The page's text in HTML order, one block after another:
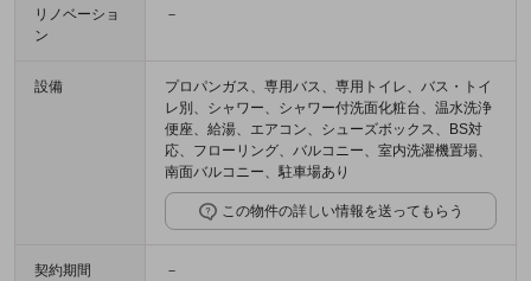
リノベーショ
ン
－
設備
プロパンガス、専用バス、専用トイレ、バス・トイ
レ別、シャワー、シャワー付洗面化粧台、温水洗浄
便座、給湯、エアコン、シューズボックス、BS対
応、フローリング、バルコニー、室内洗濯機置場、
南面バルコニー、駐車場あり
この物件の詳しい情報を送ってもらう
契約期間 －